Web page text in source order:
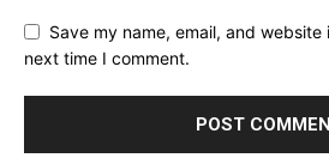
Save my name, email, and
next time I comment.